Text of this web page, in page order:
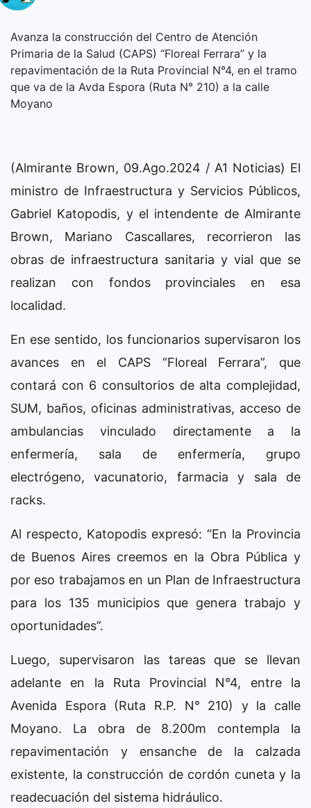
Avanza la construcción del Centro de Atención
Primaria de la Salud (CAPS) “Floreal Ferrara” y la
repavimentación de la Ruta Provincial N°4, en el tramo
que va de la Avda Espora (Ruta N° 210) a la calle
Moyano
(Almirante Brown, 09.Ago.2024 / A1 Noticias) El
ministro de Infraestructura y Servicios Públicos,
Gabriel Katopodis, y el intendente de Almirante
Brown, Mariano Cascallares, recorrieron las
obras de infraestructura sanitaria y vial que se
realizan con fondos provinciales en esa
localidad.
En ese sentido, los funcionarios supervisaron los
avances en el CAPS “Floreal Ferrara”, que
contará con 6 consultorios de alta complejidad,
SUM, baños, oficinas administrativas, acceso de
ambulancias vinculado directamente a la
enfermería, sala de enfermería, grupo
electrógeno, vacunatorio, farmacia y sala de
racks.
Al respecto, Katopodis expresó: “En la Provincia
de Buenos Aires creemos en la Obra Pública y
por eso trabajamos en un Plan de Infraestructura
para los 135 municipios que genera trabajo y
oportunidades”.
Luego, supervisaron las tareas que se llevan
adelante en la Ruta Provincial N°4, entre la
Avenida Espora (Ruta R.P. N° 210) y la calle
Moyano. La obra de 8.200m contempla la
repavimentación y ensanche de la calzada
existente, la construcción de cordón cuneta y la
readecuación del sistema hidráulico.